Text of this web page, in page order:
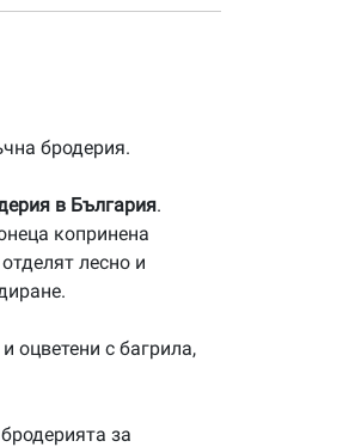
бродерия.
в България.
копринена
лесно и
оцветени с багрила,
за